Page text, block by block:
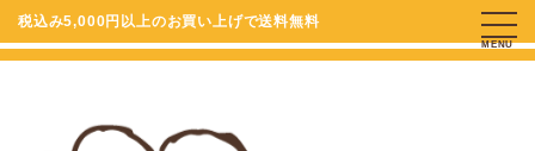
税込み5,000円以上のお買い上げで送料無料
MENU